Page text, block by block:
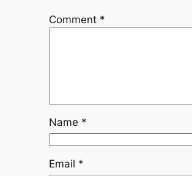
Comment *
Name *
Email *